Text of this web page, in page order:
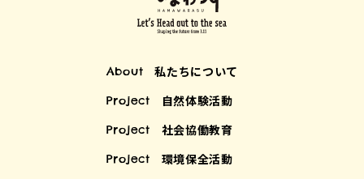
About 私たちについて
Project 自然体験活動
Project 社会協働教育
Project 環境保全活動